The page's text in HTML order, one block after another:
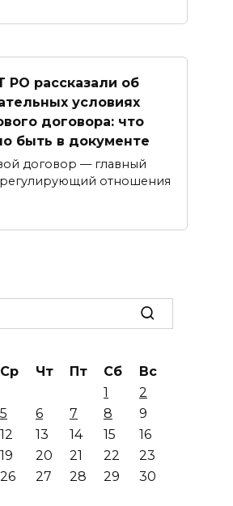
РО рассказали об
условиях
договора: что
быть в документе
договор — главный
отношения
Ср Чт Пт Сб
Вс
1
2
5 6 7 8
9
12 13 14 15
16
19 20 21 22
23
26 27 28 29
30